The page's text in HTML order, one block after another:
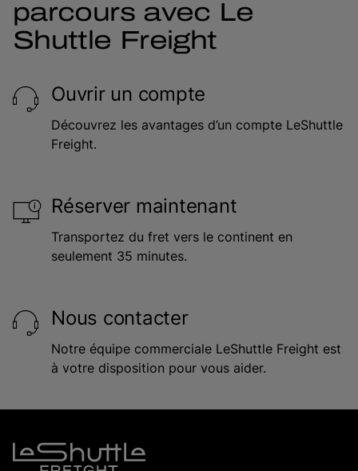
parcours avec Le
Shuttle Freight
Ouvrir un compte
Découvrez les avantages d’un compte LeShuttle
Freight.
Réserver maintenant
Transportez du fret vers le continent en
seulement 35 minutes.
Nous contacter
Notre équipe commerciale LeShuttle Freight est
à votre disposition pour vous aider.